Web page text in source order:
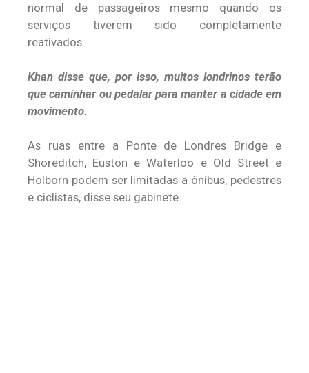
normal de passageiros mesmo quando os
serviços tiverem sido completamente
reativados.
Khan disse que, por isso, muitos londrinos terão
que caminhar ou pedalar para manter a cidade em
movimento.
As ruas entre a Ponte de Londres Bridge e
Shoreditch, Euston e Waterloo e Old Street e
Holborn podem ser limitadas a ônibus, pedestres
e ciclistas, disse seu gabinete.